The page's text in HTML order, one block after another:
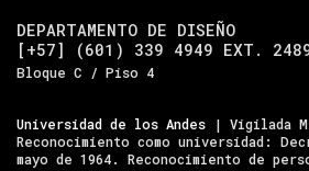
DEPARTAMENTO DE DISEÑO
[+57] (601) 339 4949 EXT.
Bloque C / Piso 4
Universidad de los Andes | Vigilada
Reconocimiento como universidad:
mayo de 1964. Reconocimiento de